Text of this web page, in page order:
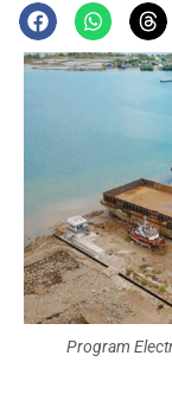
Program